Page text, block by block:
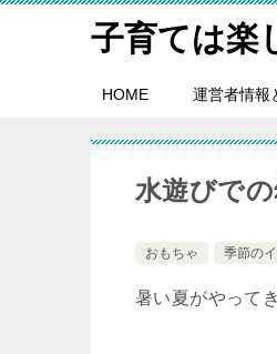
子育ては楽
HOME 運営者情報
水遊びで
おもちゃ 季節の
暑い夏がやって